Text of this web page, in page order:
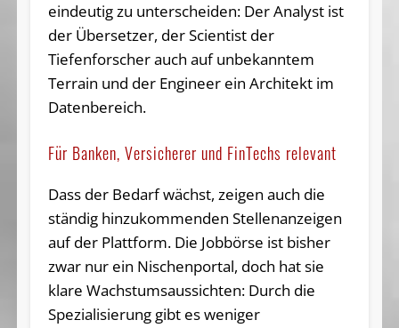
eindeutig zu unterscheiden: Der Analyst ist
der Übersetzer, der Scientist der
Tiefenforscher auch auf unbekanntem
Terrain und der Engineer ein Architekt im
Datenbereich.
Für Banken, Versicherer und FinTechs relevant
Dass der Bedarf wächst, zeigen auch die
ständig hinzukommenden Stellenanzeigen
auf der Plattform. Die Jobbörse ist bisher
zwar nur ein Nischenportal, doch hat sie
klare Wachstumsaussichten: Durch die
Spezialisierung gibt es weniger